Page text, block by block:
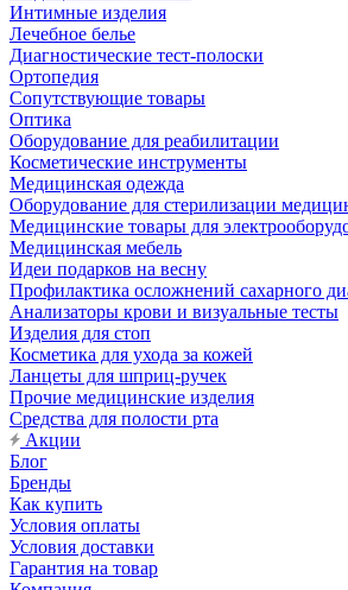
Интимные изделия
Лечебное белье
Диагностические тест-полоски
Ортопедия
Сопутствующие товары
Оптика
Оборудование для реабилитации
Косметические инструменты
Медицинская одежда
Оборудование для стерилизации
Медицинские товары для
Медицинская мебель
Идеи подарков на весну
Профилактика осложнений сахарного
Анализаторы крови и визуальные тесты
Изделия для стоп
Косметика для ухода за кожей
Ланцеты для шприц-ручек
Прочие медицинские изделия
Средства для полости рта
Акции
Блог
Бренды
Как купить
Условия оплаты
Условия доставки
Гарантия на товар